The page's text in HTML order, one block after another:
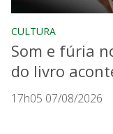
CULTURA
Som e fúria
do livro
17h05 07/08/2026